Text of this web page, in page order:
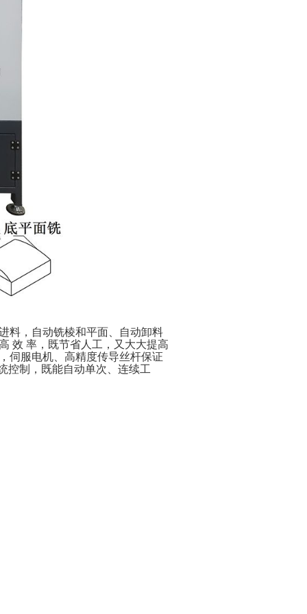
料，自动铣棱和平面、自动卸料
效 率，既节省人工，又大大提高
伺服电机、高精度传导丝杆保证
控制，既能自动单次、连续工